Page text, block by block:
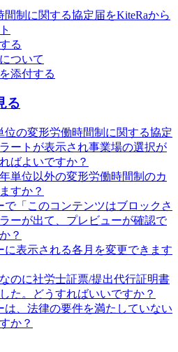
間制に関する協定届をKiteRaから
る
ついて
添付する
る
位の変形労働時間制に関する協定
ートが表示され事業場の選択が
ばよいですか？
単位以外の変形労働時間制のカ
すか？
で「このコンテンツはブロックさ
ーが出て、プレビューが確認で
？
に表示される各月を変更できます
のに社労士証票/提出代行証明書
た。どうすればいいですか？
は、法律の要件を満たしていない
か？